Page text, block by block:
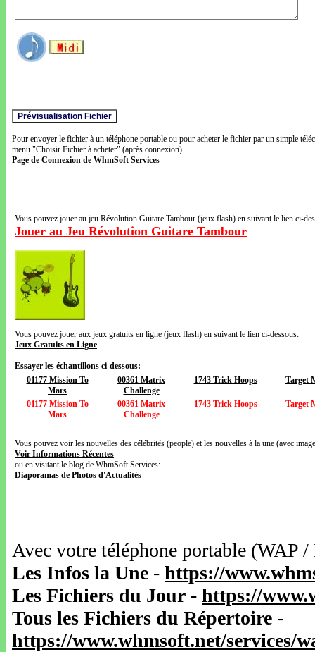
Pour envoyer le fichier à un téléphone portable ou pour acheter le fichier par un simple
menu "Choisir Fichier à acheter" (après connexion).
Page de Connexion de WhmSoft Services
Vous pouvez jouer au jeu Révolution Guitare Tambour (jeux flash) en suivant le lien ci-
Jouer au Jeu Révolution Guitare Tambour
Vous pouvez jouer aux jeux gratuits en ligne (jeux flash) en suivant le lien ci-dessous:
Jeux Gratuits en Ligne
Essayer les échantillons ci-dessous:
01177 Mission To
Mars
00361 Matrix
Challenge
1743 Trick Hoops Target
01177 Mission To
Mars
00361 Matrix
Challenge
1743 Trick Hoops Target
Vous pouvez voir les nouvelles des célébrités (people) et les nouvelles à la une (avec
Voir Informations Récentes
ou en visitant le blog de WhmSoft Services:
Diaporamas de Photos d'Actualités
Avec votre téléphone portable
Les Infos la Une - https://
Les Fichiers du Jour - https://
Tous les Fichiers du Répertoire -
https://www.whmsoft.net/services/